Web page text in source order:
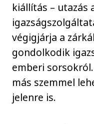
kiállítás – utazás
végigjárja a
gondolkodik
emberi
más szemmel
jelenre is.